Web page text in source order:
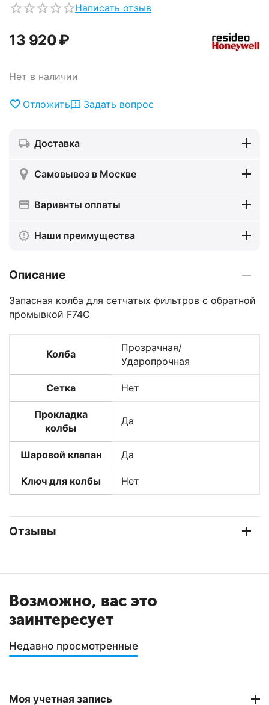
Написать отзыв
13 920₽
Нет в наличии
Отложить Задать вопрос
Доставка
Самовывоз в Москве
Варианты оплаты
Наши преимущества
Описание
Запасная колба для сетчатых фильтров с обратной
промывкой F74C
Колба
Прозрачная/
Ударопрочная
Сетка Нет
Прокладка
колбы
Да
Шаровой клапан Да
Ключ для колбы Нет
Отзывы
Возможно, вас это
заинтересует
Недавно просмотренные
Моя учетная запись